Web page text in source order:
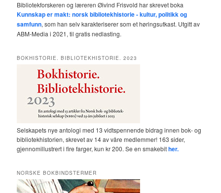
Bibliotekforskeren og læreren Øivind Frisvold har skrevet boka
Kunnskap er makt: norsk bibliotekhistorie - kultur, politikk og
samfunn, som han selv karakteriserer som et høringsutkast. Utgitt av
ABM-Media i 2021, til gratis nedlasting.
BOKHISTORIE. BIBLIOTEKHISTORIE. 2023
Selskapets nye antologi med 13 vidtspennende bidrag innen bok- og
bibliotekhistorien, skrevet av 14 av våre medlemmer! 163 sider,
gjennomillustrert i fire farger, kun kr 200. Se en smakebither.
NORSKE BOKBINDSTERMER